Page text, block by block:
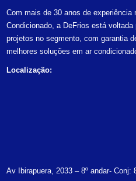
Com mais de 30 anos de experiência
Condicionado, a DeFrios está
projetos no segmento, com garantia
melhores soluções em ar
Localização:
Av Ibirapuera, 2033 – 8º andar- Conj: